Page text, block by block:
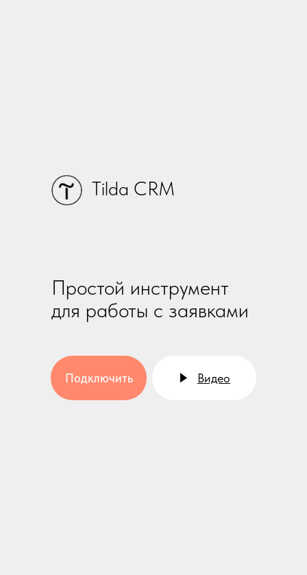
Tilda CRM
Простой инструмент
для работы с заявками
Видео
Подключить